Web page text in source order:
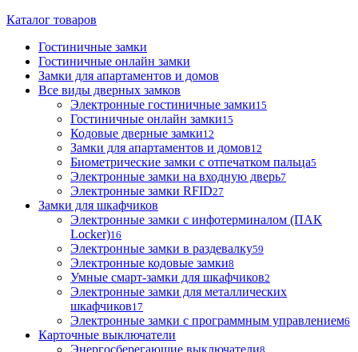
Каталог товаров
Гостиничные замки
Гостиничные онлайн замки
Замки для апартаментов и домов
Все виды дверных замков
Электронные гостиничные замки15
Гостиничные онлайн замки15
Кодовые дверные замки12
Замки для апартаментов и домов12
Биометрические замки с отпечатком пальца5
Электронные замки на входную дверь7
Электронные замки RFID27
Замки для шкафчиков
Электронные замки с инфотерминалом (ПАК
Locker)16
Электронные замки в раздевалку59
Электронные кодовые замки8
Умные смарт-замки для шкафчиков2
Электронные замки для металлических
шкафчиков17
Электронные замки с программным управлением6
Карточные выключатели
Энергосберегающие выключатели